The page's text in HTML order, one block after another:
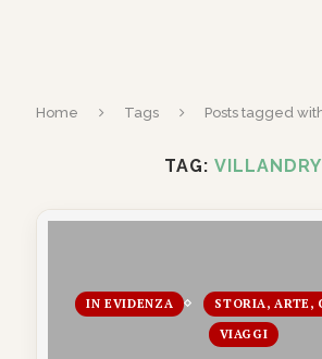
Home Tags Posts tagged
TAG:VILLANDRY
IN EVIDENZA
STORIA, ARTE,
VIAGGI